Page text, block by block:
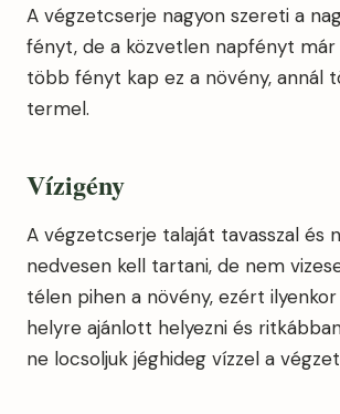
A végzetcserje nagyon szereti a
fényt, de a közvetlen napfényt már
több fényt kap ez a növény, annál
termel.
Vízigény
A végzetcserje talaját tavasszal és
nedvesen kell tartani, de nem
télen pihen a növény, ezért
helyre ajánlott helyezni és
ne locsoljuk jéghideg vízzel a